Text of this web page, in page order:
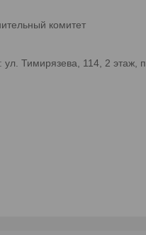
комитет
Тимирязева, 114, 2 этаж,